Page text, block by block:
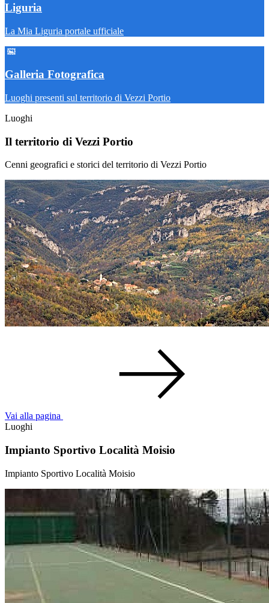
Liguria
La Mia Liguria portale ufficiale
Galleria Fotografica
Luoghi presenti sul territorio di Vezzi Portio
Luoghi
Il territorio di Vezzi Portio
Cenni geografici e storici del territorio di Vezzi Portio
Vai alla pagina
Luoghi
Impianto Sportivo Località Moisio
Impianto Sportivo Località Moisio